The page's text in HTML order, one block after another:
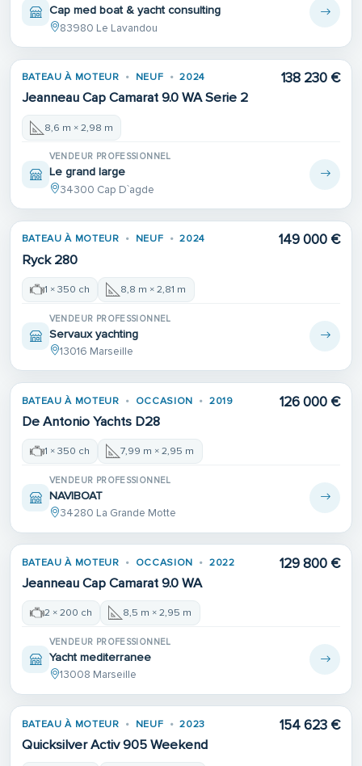
Cap med boat & yacht consulting
83980 Le Lavandou
BATEAU À MOTEUR NEUF 2024
Jeanneau Cap Camarat 9.0 WA Serie 2
138 230 €
8,6 m × 2,98 m
VENDEUR PROFESSIONNEL
Le grand large
34300 Cap D`agde
BATEAU À MOTEUR NEUF 2024
Ryck 280
149 000 €
1 × 350 ch 8,8 m × 2,81 m
VENDEUR PROFESSIONNEL
Servaux yachting
13016 Marseille
BATEAU À MOTEUR OCCASION 2019
De Antonio Yachts D28
126 000 €
1 × 350 ch 7,99 m × 2,95 m
VENDEUR PROFESSIONNEL
NAVIBOAT
34280 La Grande Motte
BATEAU À MOTEUR OCCASION 2022
Jeanneau Cap Camarat 9.0 WA
129 800 €
2 × 200 ch 8,5 m × 2,95 m
VENDEUR PROFESSIONNEL
Yacht mediterranee
13008 Marseille
BATEAU À MOTEUR NEUF 2023
Quicksilver Activ 905 Weekend
154 623 €